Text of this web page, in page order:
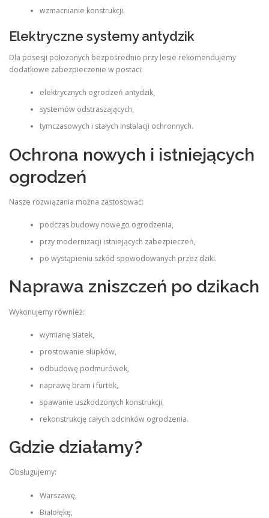
wzmacnianie konstrukcji.
Elektryczne systemy antydzik
Dla posesji położonych bezpośrednio przy lesie rekomendujemy
dodatkowe zabezpieczenie w postaci:
elektrycznych ogrodzeń antydzik,
systemów odstraszających,
tymczasowych i stałych instalacji ochronnych.
Ochrona nowych i istniejących
ogrodzeń
Nasze rozwiązania można zastosować:
podczas budowy nowego ogrodzenia,
przy modernizacji istniejących zabezpieczeń,
po wystąpieniu szkód spowodowanych przez dziki.
Naprawa zniszczeń po dzikach
Wykonujemy również:
wymianę siatek,
prostowanie słupków,
odbudowę podmurówek,
naprawę bram i furtek,
spawanie uszkodzonych konstrukcji,
rekonstrukcję całych odcinków ogrodzenia.
Gdzie działamy?
Obsługujemy:
Warszawę,
Białołękę,